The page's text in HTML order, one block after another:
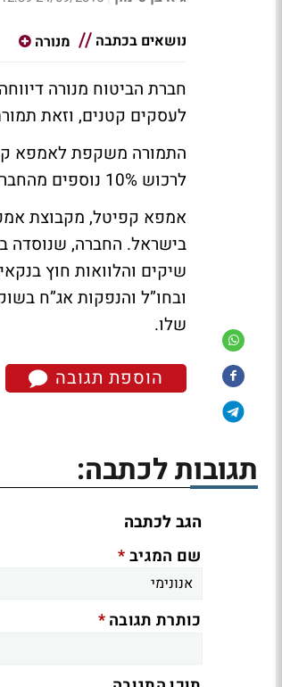
נושאים בכתבה מנורה
לעסקים קטנים, וזאת תמורת 63.5 מיליון
לרכוש 10% נוספים מהחברה, וזאת עד 3 שנים ממועד החתימה.
אמפא קפיטל, מקבוצת
שיקים והלוואות חוץ
ובחו”ל והנפקות אג”ח
שלו.
הוספת תגובה
תגובות לכתבה:
הגב לכתבה
שם המגיב*
כותרת תגובה*